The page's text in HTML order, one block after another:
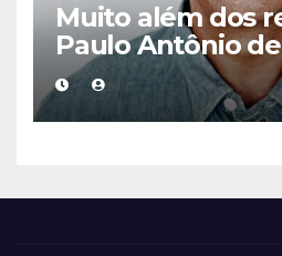
Muito além dos
Paulo Antônio
eterniza a
humanidade e a
guarda-vidas na